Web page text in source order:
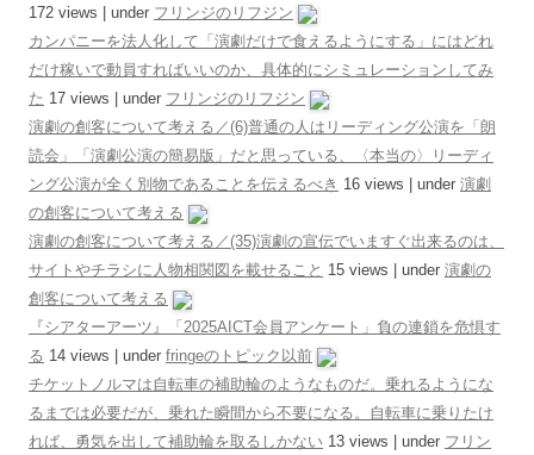
172 views
under フリンジのリフジン
カンパニーを法人化して「演劇だけで食えるようにする」にはどれ
だけ稼いで動員すればいいのか、具体的にシミュレーションしてみ
た 17 views under フリンジのリフジン
演劇の創客について考える／(6)普通の人はリーディング公演を「朗
読会」「演劇公演の簡易版」だと思っている、〈本当の〉リーディ
ング公演が全く別物であることを伝えるべき 16 views under 演劇
の創客について考える
演劇の創客について考える／(35)演劇の宣伝でいますぐ出来るのは、
サイトやチラシに人物相関図を載せること 15 views under 演劇の
創客について考える
『シアターアーツ』「2025AICT会員アンケート」負の連鎖を危惧す
る 14 views under fringeのトピック以前
チケットノルマは自転車の補助輪のようなものだ。乗れるようにな
るまでは必要だが、乗れた瞬間から不要になる。自転車に乗りたけ
れば、勇気を出して補助輪を取るしかない 13 views under フリン